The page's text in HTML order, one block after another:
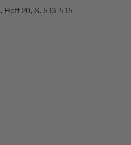
Heft 20, S. 513-515